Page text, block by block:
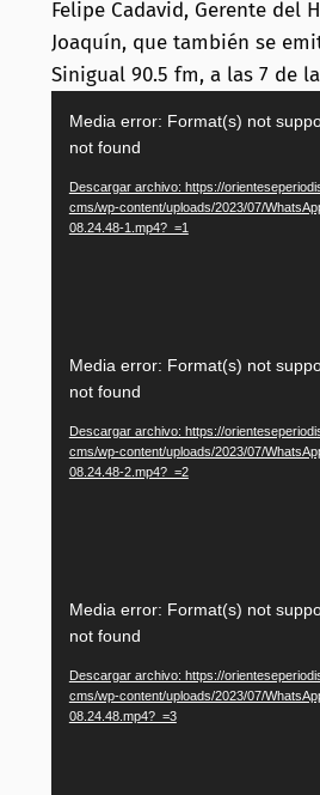
Felipe Cadavid, Gerente del
Joaquín, que también se
Sinigual 90.5 fm, a las 7 de
de
Media error: Format(s) not
not found
Descargar archivo: https://
cms/wp-content/uploads/2023/07/
08.24.48-1.mp4?_=1
Media error: Format(s) not
not found
Descargar archivo: https://
cms/wp-content/uploads/2023/07/
08.24.48-2.mp4?_=2
Media error: Format(s) not
not found
Descargar archivo: https://
cms/wp-content/uploads/2023/07/
08.24.48.mp4?_=3